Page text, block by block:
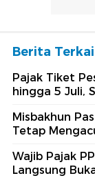
Berita
Pajak Tiket
hingga 5 Juli,
Misbakhun
Tetap
Wajib Pajak
Langsung